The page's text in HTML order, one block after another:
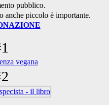
pubblico.
anche piccolo è importante.